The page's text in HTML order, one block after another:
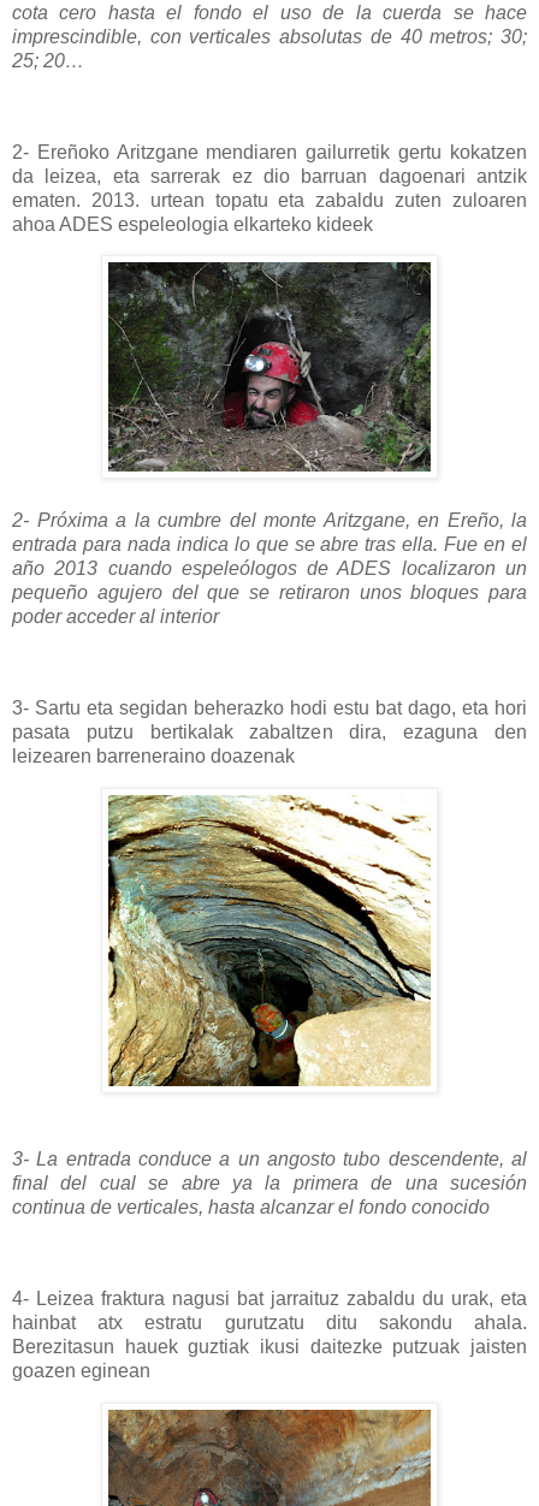
cota cero hasta el fondo el uso de la cuerda se hace
imprescindible, con verticales absolutas de 40 metros; 30;
25; 20…
2- Ereñoko Aritzgane mendiaren gailurretik gertu kokatzen
da leizea, eta sarrerak ez dio barruan dagoenari antzik
ematen. 2013. urtean topatu eta zabaldu zuten zuloaren
ahoa ADES espeleologia elkarteko kideek
2- Próxima a la cumbre del monte Aritzgane, en Ereño, la
entrada para nada indica lo que se abre tras ella. Fue en el
año 2013 cuando espeleólogos de ADES localizaron un
pequeño agujero del que se retiraron unos bloques para
poder acceder al interior
3- Sartu eta segidan beherazko hodi estu bat dago, eta hori
pasata putzu bertikalak zabaltzen dira, ezaguna den
leizearen barreneraino doazenak
3- La entrada conduce a un angosto tubo descendente, al
final del cual se abre ya la primera de una sucesión
continua de verticales, hasta alcanzar el fondo conocido
4- Leizea fraktura nagusi bat jarraituz zabaldu du urak, eta
hainbat atx estratu gurutzatu ditu sakondu ahala.
Berezitasun hauek guztiak ikusi daitezke putzuak jaisten
goazen eginean